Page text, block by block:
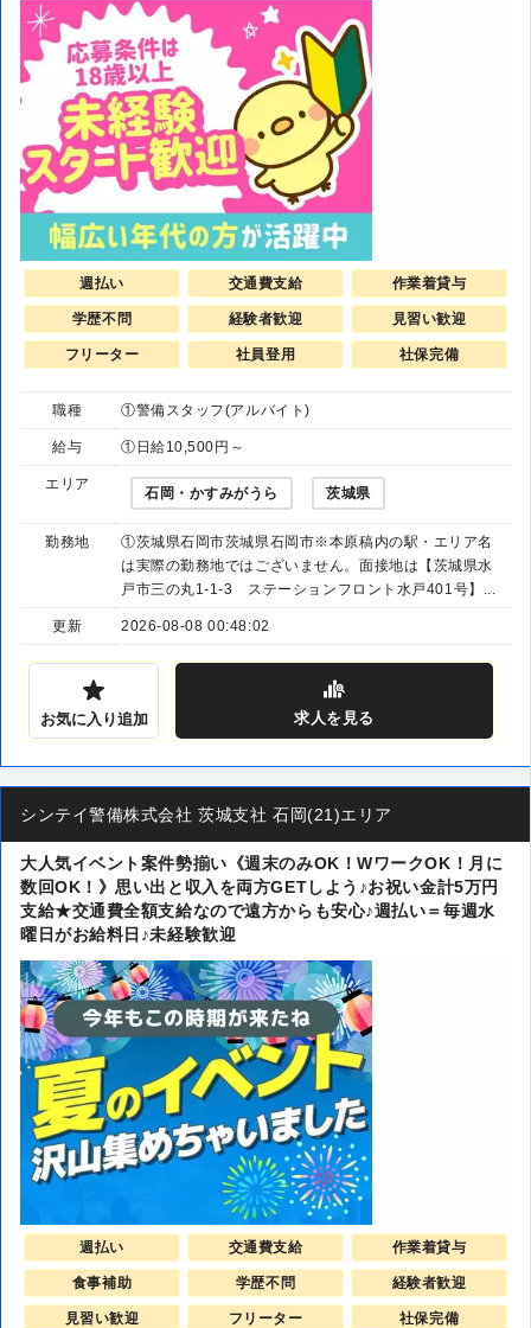
週払い 交通費支給 作業着貸与
学歴不問 経験者歓迎 見習い歓迎
フリーター 社員登用 社保完備
職種 ①警備スタッフ(アルバイト)
給与 ①日給10,500円～
エリア
石岡・かすみがうら 茨城県
勤務地
①茨城県石岡市茨城県石岡市※本原稿内の駅・エリア名
は実際の勤務地ではございません。面接地は【茨城県水
戸市三の丸1-1-3 ステーションフロント水戸401号】...
更新 2026-08-08 00:48:02
お気に入り追加 求人を見る
シンテイ警備株式会社 茨城支社 石岡(21)エリア
大人気イベント案件勢揃い《週末のみOK！WワークOK！月に
数回OK！》思い出と収入を両方GETしよう♪お祝い金計5万円
支給★交通費全額支給なので遠方からも安心♪週払い＝毎週水
曜日がお給料日♪未経験歓迎
週払い 交通費支給 作業着貸与
食事補助 学歴不問 経験者歓迎
見習い歓迎 フリーター 社保完備